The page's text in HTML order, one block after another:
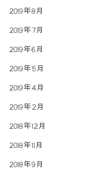
2019年8月
2019年7月
2019年6月
2019年5月
2019年4月
2019年2月
2018年12月
2018年11月
2018年9月